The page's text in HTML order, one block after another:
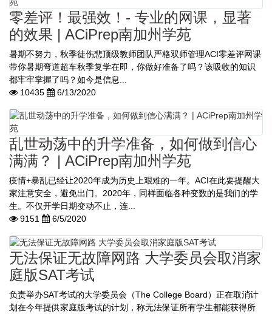
零差评！最强效！- 专业的网课，显著
的效果 | ACiPrep南加州学苑
暑期不努力，秋季徒伤悲顶级教师团队严格双师管理ACI零差评网课
带你暑期弯道超车秋季复学在即，你做好准备了吗？该吸收的知识
都牢牢掌握了吗？如今是信息...
10435
6/13/2020
乱世动荡中的升学准备，如何做到信心
满满？ | ACiPrep南加州学苑
疫情+暴乱已经让2020年成为历史上艰难的一年。ACI在此要提醒大
家注意安全，避免出门。2020年，同样面临各种变数的是我们的学
生。不仅开学日期变动不止，连...
9151
6/5/2020
无法保证无故障网路 大学委员会取消家
庭版SAT考试
负责举办SAT考试的大学委员会（The College Board）正在取消计
划在今年提供家庭版考试的计划，称无法保证所有学生都能获得所